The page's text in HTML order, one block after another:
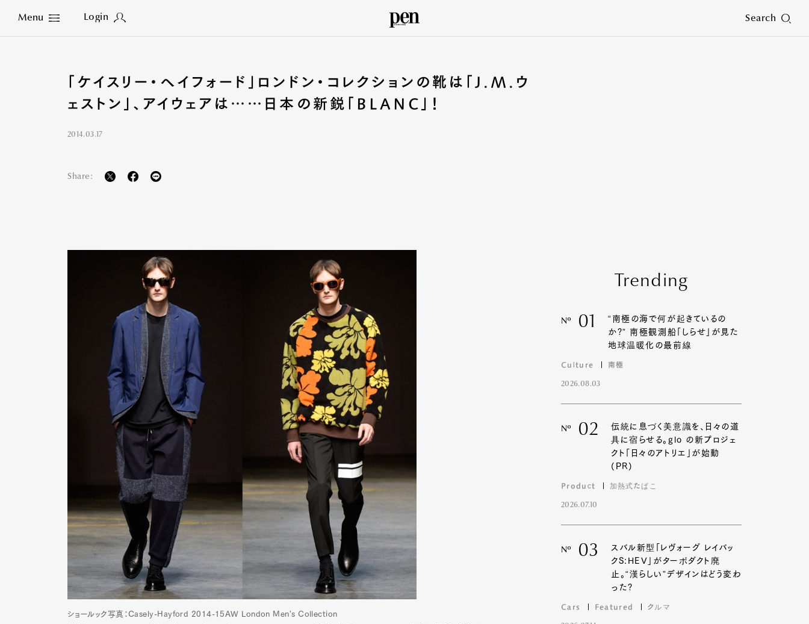
Menu Login Search
Close
「ケイスリー・ヘイフォード」ロンドン・コレクションの靴は「J.M.ウ
ェストン」、アイウェアは……日本の新鋭「BLANC」！
2014.03.17
Share:
ショールック写真：Casely-Hayford 2014-15AW London Men's Collection
Trending
Nº 01
“南極の海で何が起きているの
か?” 南極観測船「しらせ」が見た
地球温暖化の最前線
Culture 南極
2026.08.03
Nº 02
伝統に息づく美意識を、日々の道
具に宿らせる。glo の新プロジェ
クト「日々のアトリエ」が始動
(PR)
Product 加熱式たばこ
2026.07.10
Nº 03
スバル新型「レヴォーグ レイバッ
クS:HEV」がターボダクト廃
止。“漢らしい”デザインはどう変わ
った?
Cars Featured クルマ